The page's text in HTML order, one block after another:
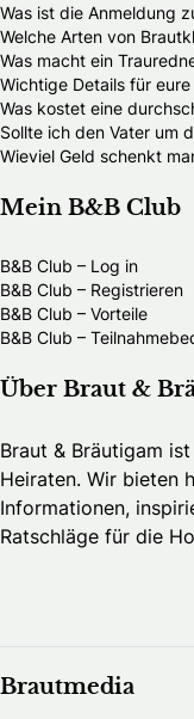
Was ist die Anmeldung
Welche Arten von
Was macht ein
Wichtige Details für
Was kostet eine
Sollte ich den Vater um
Wieviel Geld schenkt
Mein B&B Club
B&B Club – Log in
B&B Club – Registrieren
B&B Club – Vorteile
B&B Club –
Über Braut &
Braut & Bräutigam
Heiraten. Wir bieten
Informationen,
Ratschläge für die
Brautmedia